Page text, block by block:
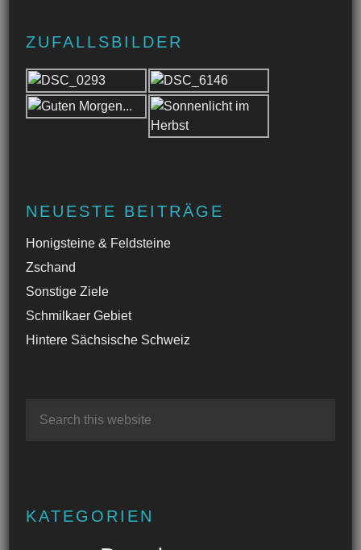
ZUFALLSBILDER
NEUESTE BEITRÄGE
Honigsteine & Feldsteine
Zschand
Sonstige Ziele
Schmilkaer Gebiet
Hintere Sächsische Schweiz
KATEGORIEN